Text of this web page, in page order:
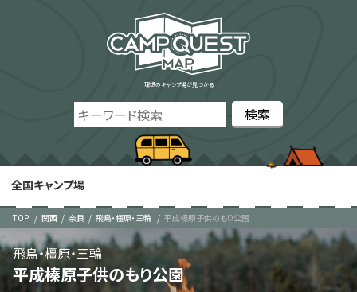
理想のキャンプ場が見つかる
全国キャンプ場
TOP 関西 奈良 飛鳥・橿原・三輪 平成榛原子供のもり公園
平成榛原子供のもり公園
飛鳥・橿原・三輪